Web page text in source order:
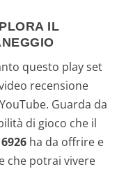
IL
questo play set
recensione
Guarda da
di gioco che il
ha da offrire e
che potrai vivere